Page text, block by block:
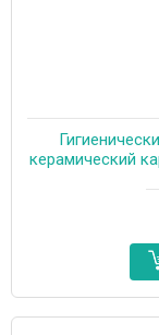
керамический